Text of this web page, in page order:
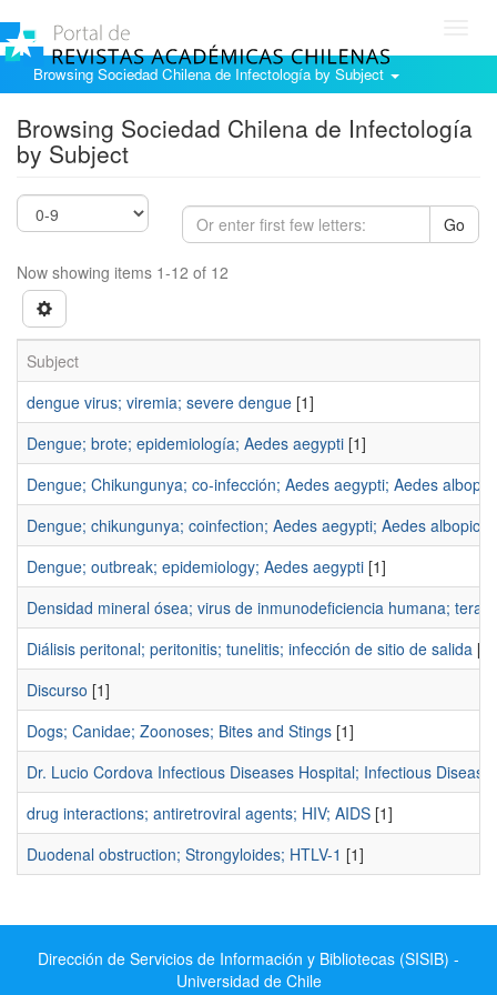
Browsing Sociedad Chilena de Infectología by Subject
Browsing Sociedad Chilena de Infectología
by Subject
Go
Now showing items 1-12 of 12
Subject
dengue virus; viremia; severe dengue [1]
Dengue; brote; epidemiología; Aedes aegypti [1]
Dengue; Chikungunya; co-infección; Aedes aegypti; Aedes
Dengue; chikungunya; coinfection; Aedes aegypti; Aedes
Dengue; outbreak; epidemiology; Aedes aegypti [1]
Densidad mineral ósea; virus de inmunodeficiencia humana;
Diálisis peritonal; peritonitis; tunelitis; infección de sitio de salida [1]
Discurso [1]
Dogs; Canidae; Zoonoses; Bites and Stings [1]
Dr. Lucio Cordova Infectious Diseases Hospital; Infectious Disease
drug interactions; antiretroviral agents; HIV; AIDS [1]
Duodenal obstruction; Strongyloides; HTLV-1 [1]
Dirección de Servicios de Información y Bibliotecas (SISIB) -
Universidad de Chile